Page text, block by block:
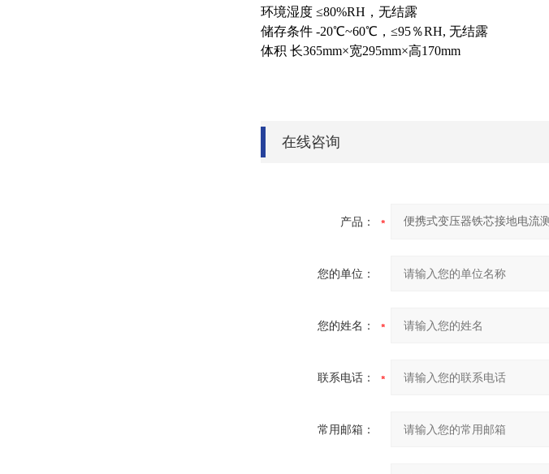
环境湿度 ≤80%RH，无结露
储存条件 -20℃~60℃，≤95％RH, 无结露
体积 长365mm×宽295mm×高170mm
在线咨询
产品：
您的单位：
您的姓名：
联系电话：
常用邮箱：